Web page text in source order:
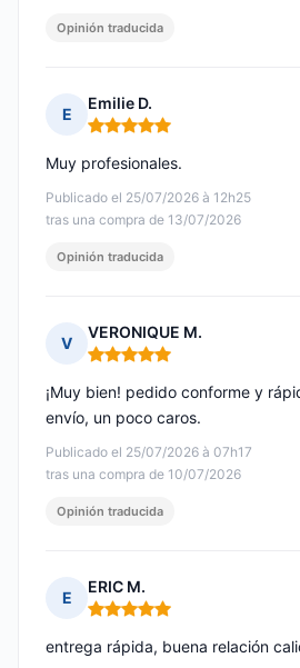
Opinión traducida
E
Emilie D.
Nota: 5 de 5
Publicado el 25/07/2026 à 12h25
tras una compra de 13/07/2026
Muy profesionales.
Opinión traducida
V
VERONIQUE M.
Nota: 5 de 5
Publicado el 25/07/2026 à 07h17
tras una compra de 10/07/2026
¡Muy bien! pedido conforme y
envío, un poco caros.
Opinión traducida
E
ERIC M.
Nota: 5 de 5
entrega rápida, buena relación